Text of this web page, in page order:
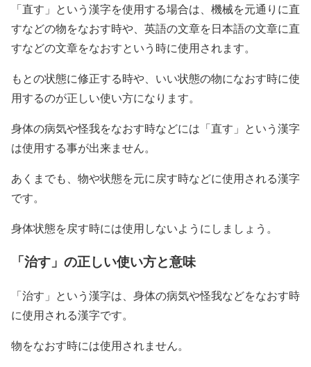
「直す」という漢字を使用する場合は、機械を元通りに直
すなどの物をなおす時や、英語の文章を日本語の文章に直
すなどの文章をなおすという時に使用されます。
もとの状態に修正する時や、いい状態の物になおす時に使
用するのが正しい使い方になります。
身体の病気や怪我をなおす時などには「直す」という漢字
は使用する事が出来ません。
あくまでも、物や状態を元に戻す時などに使用される漢字
です。
身体状態を戻す時には使用しないようにしましょう。
「治す」の正しい使い方と意味
「治す」という漢字は、身体の病気や怪我などをなおす時
に使用される漢字です。
物をなおす時には使用されません。